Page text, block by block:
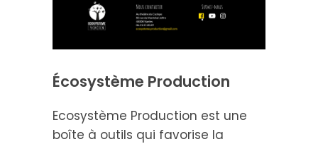
Écosystème Production
Ecosystème Production est une
boîte à outils qui favorise la